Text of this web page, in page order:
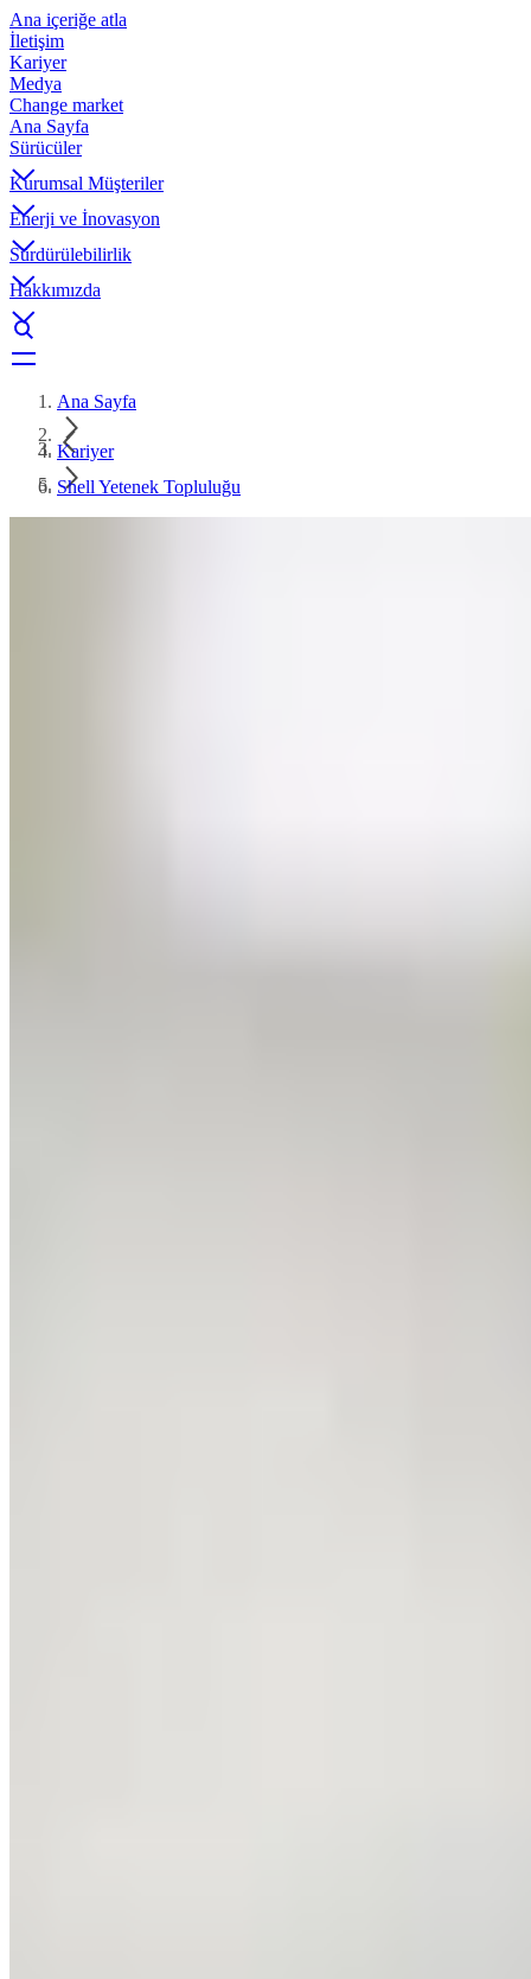
Ana içeriğe atla
İletişim
Kariyer
Medya
Change market
Ana Sayfa
Sürücüler
Kurumsal Müşteriler
Enerji ve İnovasyon
Sürdürülebilirlik
Hakkımızda
Ana Sayfa
Kariyer
Shell Yetenek Topluluğu